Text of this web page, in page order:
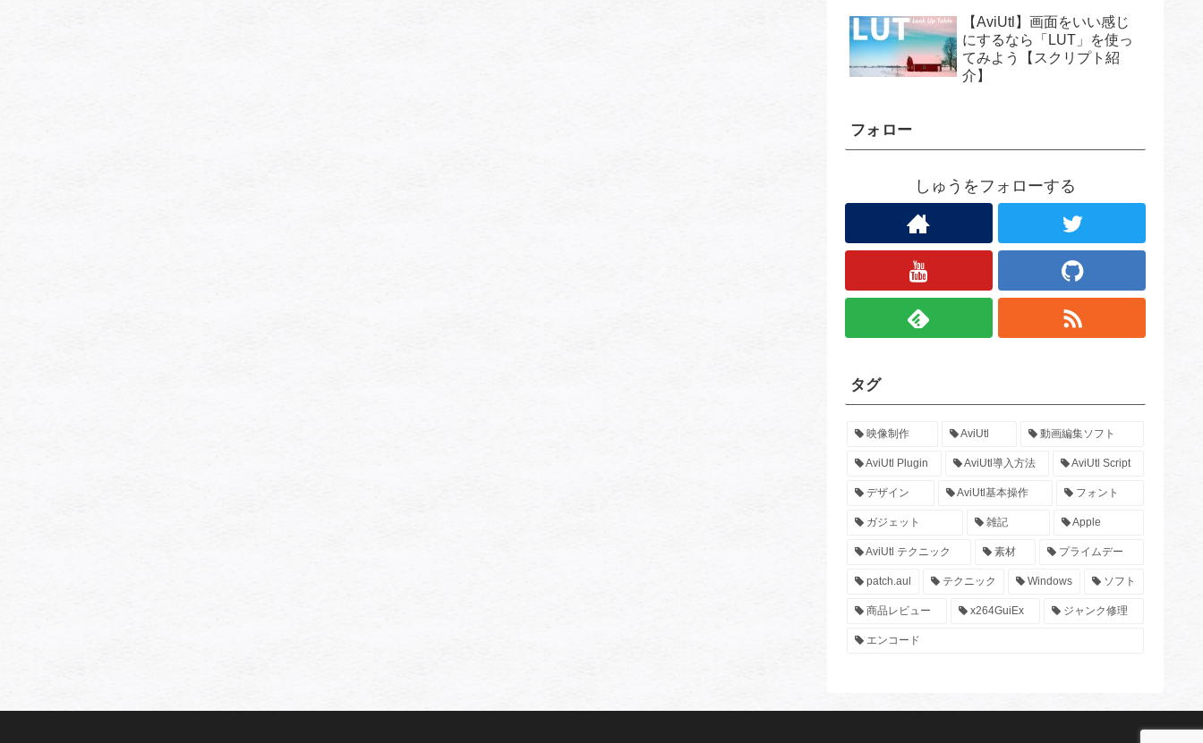
【AviUtl】画面をいい感じ
にするなら「LUT」を使っ
てみよう【スクリプト紹
介】
フォロー
しゅうをフォローする
タグ
映像制作 AviUtl 動画編集ソフト
AviUtl Plugin AviUtl導入方法 AviUtl Script
デザイン AviUtl基本操作 フォント
ガジェット 雑記 Apple
AviUtl テクニック 素材 プライムデー
patch.aul テクニック Windows ソフト
商品レビュー x264GuiEx ジャンク修理
エンコード